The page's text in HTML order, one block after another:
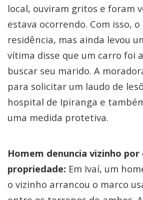
local, ouviram gritos e foram
estava ocorrendo. Com isso,
residência, mas ainda levou
vítima disse que um carro foi
buscar seu marido. A
para solicitar um laudo de
hospital de Ipiranga e
uma medida protetiva.
Homem denuncia vizinho por
propriedade: Em Ivaí, um
o vizinho arrancou o marco